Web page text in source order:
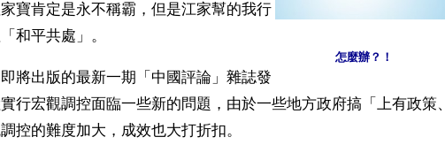
怎麼辦？！
寶肯定是永不稱霸，但是江家幫的我行
和平共處」。
將出版的最新一期「中國評論」雜誌發
行宏觀調控面臨一些新的問題，由於一些地方政府搞「上有政策、
控的難度加大，成效也大打折扣。